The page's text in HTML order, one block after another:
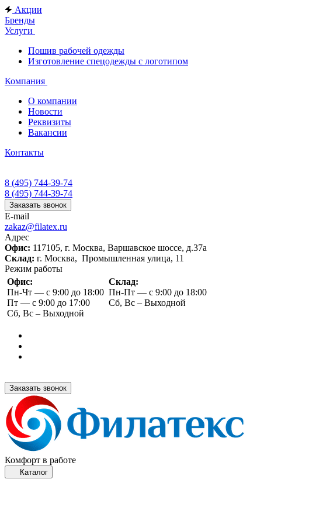
Акции
Бренды
Услуги
Пошив рабочей одежды
Изготовление спецодежды с логотипом
Компания
О компании
Новости
Реквизиты
Вакансии
Контакты
8 (495) 744-39-74
8 (495) 744-39-74
Заказать звонок
E-mail
zakaz@filatex.ru
Адрес
Офис: 117105, г. Москва, Варшавское шоссе, д.37а
Склад: г. Москва, Промышленная улица, 11
Режим работы
Офис:
Пн-Чт — с 9:00 до 18:00
Пт — с 9:00 до 17:00
Сб, Вс – Выходной
Склад:
Пн-Пт — с 9:00 до 18:00
Сб, Вс – Выходной
Заказать звонок
Комфорт в работе
Каталог